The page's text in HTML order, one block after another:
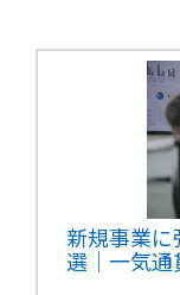
新規事業
選｜一気